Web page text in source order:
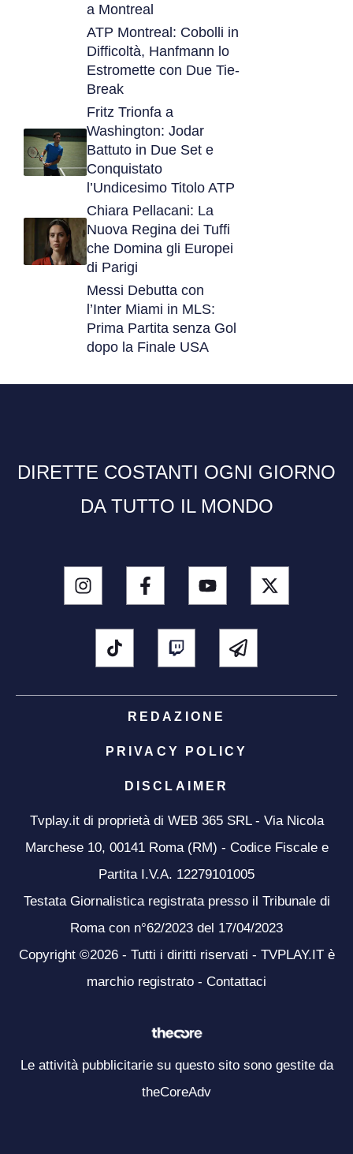
a Montreal
ATP Montreal: Cobolli in
Difficoltà, Hanfmann lo
Estromette con Due Tie-
Break
Fritz Trionfa a
Washington: Jodar
Battuto in Due Set e
Conquistato
l’Undicesimo Titolo ATP
Chiara Pellacani: La
Nuova Regina dei Tuffi
che Domina gli Europei
di Parigi
Messi Debutta con
l’Inter Miami in MLS:
Prima Partita senza Gol
dopo la Finale USA
DIRETTE COSTANTI OGNI GIORNO
DA TUTTO IL MONDO
REDAZIONE
PRIVACY POLICY
DISCLAIMER
Tvplay.it di proprietà di WEB 365 SRL - Via Nicola
Marchese 10, 00141 Roma (RM) - Codice Fiscale e
Partita I.V.A. 12279101005
Testata Giornalistica registrata presso il Tribunale di
Roma con n°62/2023 del 17/04/2023
Copyright ©2026 - Tutti i diritti riservati - TVPLAY.IT è
marchio registrato - Contattaci
Le attività pubblicitarie su questo sito sono gestite da
theCoreAdv